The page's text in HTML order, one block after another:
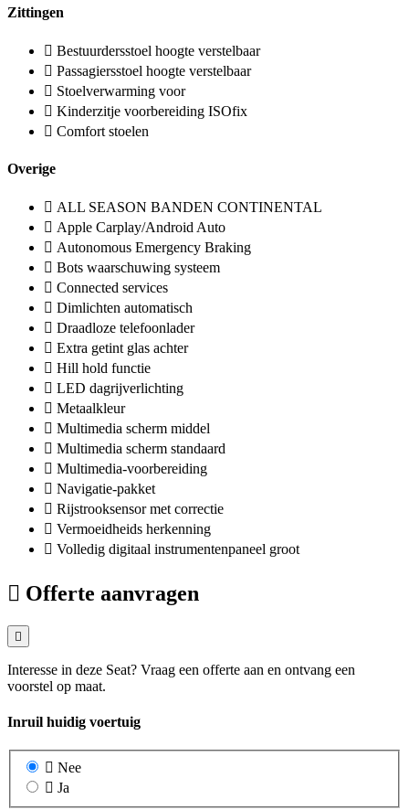
Zittingen
Bestuurdersstoel hoogte verstelbaar
Passagiersstoel hoogte verstelbaar
Stoelverwarming voor
Kinderzitje voorbereiding ISOfix
Comfort stoelen
Overige
ALL SEASON BANDEN CONTINENTAL
Apple Carplay/Android Auto
Autonomous Emergency Braking
Bots waarschuwing systeem
Connected services
Dimlichten automatisch
Draadloze telefoonlader
Extra getint glas achter
Hill hold functie
LED dagrijverlichting
Metaalkleur
Multimedia scherm middel
Multimedia scherm standaard
Multimedia-voorbereiding
Navigatie-pakket
Rijstrooksensor met correctie
Vermoeidheids herkenning
Volledig digitaal instrumentenpaneel groot
Offerte aanvragen
Interesse in deze Seat? Vraag een offerte aan en ontvang een
voorstel op maat.
Inruil huidig voertuig
Nee
Ja